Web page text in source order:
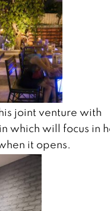
joint venture with
which will focus in
it opens.